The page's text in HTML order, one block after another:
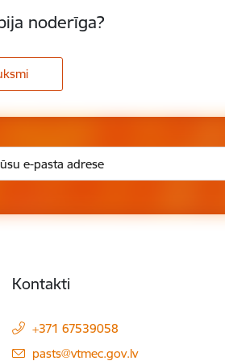
noderīga?
Kontakti
+371 67539058
E-pasts:
pasts@vtmec.gov.lv